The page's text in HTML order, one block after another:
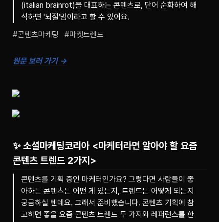
(italian brainrot)을 대표하는 콘텐츠로, 단어 순화하여 해
석하면 '뇌절'밈이라고 할 수 있어요.
#콘텐츠마케팅   #마켓트렌드
원문 보러 가기 →
✨ 소셜마케팅코리아 <마케터라면 알아야 할 요즘
콘텐츠 트렌드 2가지>
콘텐츠를 기획 중인 마케터인가요? 그렇다면 사람들이 좋
아하는 콘텐츠는 어떤 게 있는지, 트렌드는 어떻게 되는지
궁금하실 텐데요. 그래서 준비했습니다. 콘텐츠 기획에 참
고하면 좋을 요즘 콘텐츠 트렌드 두 가지와 레퍼런스를 한